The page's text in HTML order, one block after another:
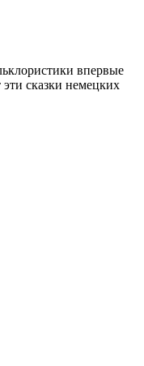
впервые
сказки немецких